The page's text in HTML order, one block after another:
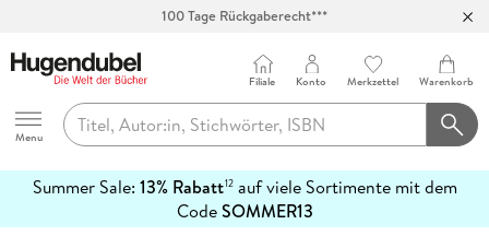
100 Tage Rückgaberecht***
Hugendubel
Menu
Filiale Konto Merkzettel Warenkorb
Summer Sale: 13% Rabatt12auf viele Sortimente mit dem
CodeSOMMER13
erfahren